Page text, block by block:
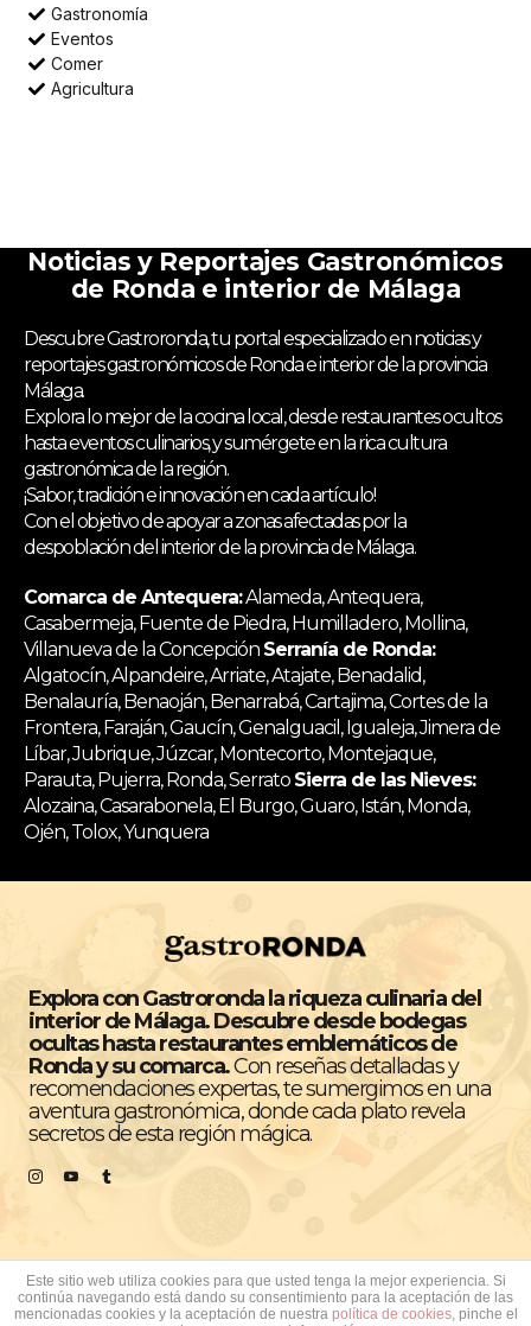
Gastronomía
Eventos
Comer
Agricultura
Noticias y Reportajes Gastronómicos
de Ronda e interior de Málaga
Descubre Gastroronda, tu portal especializado en noticias y
reportajes gastronómicos de Ronda e interior de la provincia
Málaga.
Explora lo mejor de la cocina local, desde restaurantes ocultos
hasta eventos culinarios, y sumérgete en la rica cultura
gastronómica de la región.
¡Sabor, tradición e innovación en cada artículo!
Con el objetivo de apoyar a zonas afectadas por la
despoblación del interior de la provincia de Málaga.
Comarca de Antequera:Alameda, Antequera,
Casabermeja, Fuente de Piedra, Humilladero, Mollina,
Villanueva de la Concepción Serranía de Ronda:
Algatocín, Alpandeire, Arriate, Atajate, Benadalid,
Benalauría, Benaoján, Benarrabá, Cartajima, Cortes de la
Frontera, Faraján, Gaucín, Genalguacil, Igualeja, Jimera de
Líbar, Jubrique, Júzcar, Montecorto, Montejaque,
Parauta, Pujerra, Ronda, Serrato Sierra de las Nieves:
Alozaina, Casarabonela, El Burgo, Guaro, Istán, Monda,
Ojén, Tolox, Yunquera
Explora con Gastroronda la riqueza culinaria del
interior de Málaga. Descubre desde bodegas
ocultas hasta restaurantes emblemáticos de
Ronda y su comarca.Con reseñas detalladas y
recomendaciones expertas, te sumergimos en una
aventura gastronómica, donde cada plato revela
secretos de esta región mágica.
Todos los derechos reservados © GastroRonda
Este sitio web utiliza cookies para que usted tenga la mejor experiencia. Si
continúa navegando está dando su consentimiento para la aceptación de las
mencionadas cookies y la aceptación de nuestra política de cookies, pinche el